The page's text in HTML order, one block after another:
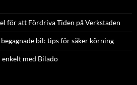
för att Fördriva Tiden på Verkstaden
bil: tips för säker körning
med Bilado